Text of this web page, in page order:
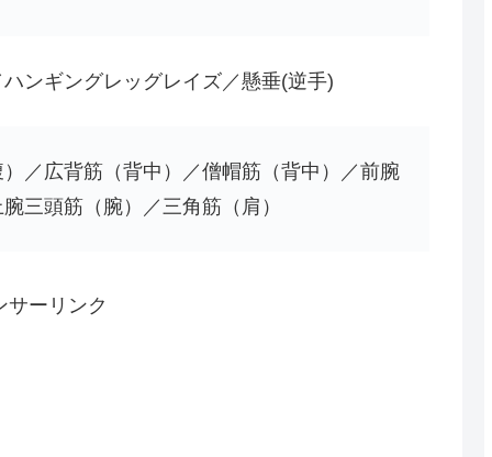
ンギングレッグレイズ／懸垂(逆手)
／広背筋（背中）／僧帽筋（背中）／前腕
三頭筋（腕）／三角筋（肩）
サーリンク